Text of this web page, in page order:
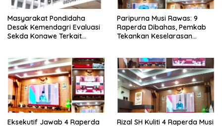
Masyarakat Pondidaha
Desak Kemendagri Evaluasi
Sekda Konawe Terkait
Paripurna Musi Rawas: 9
Raperda Dibahas, Pemkab
Tekankan Keselarasan
Eksekutif Jawab 4 Raperda
Rizal SH Kuliti 4 Raperda Musi